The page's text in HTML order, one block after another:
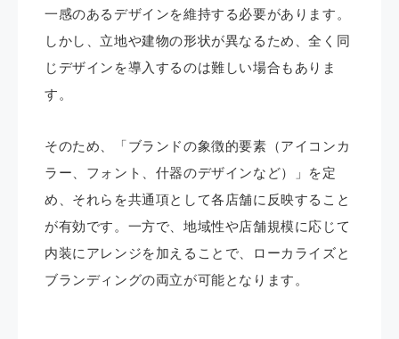
一感のあるデザインを維持する必要があります。
しかし、立地や建物の形状が異なるため、全く同
じデザインを導入するのは難しい場合もありま
す。
そのため、「ブランドの象徴的要素（アイコンカ
ラー、フォント、什器のデザインなど）」を定
め、それらを共通項として各店舗に反映すること
が有効です。一方で、地域性や店舗規模に応じて
内装にアレンジを加えることで、ローカライズと
ブランディングの両立が可能となります。